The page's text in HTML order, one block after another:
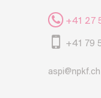
+41 27
+41 79
aspi@npkf.ch